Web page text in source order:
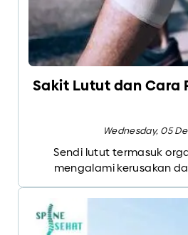
Sakit Lutut dan Cara
Wednesday, 05
Sendi lutut termasuk
mengalami kerusakan
fungsinya dalam
terutama pada saat
berlari. Nyeri pada sendi
semua orang dari